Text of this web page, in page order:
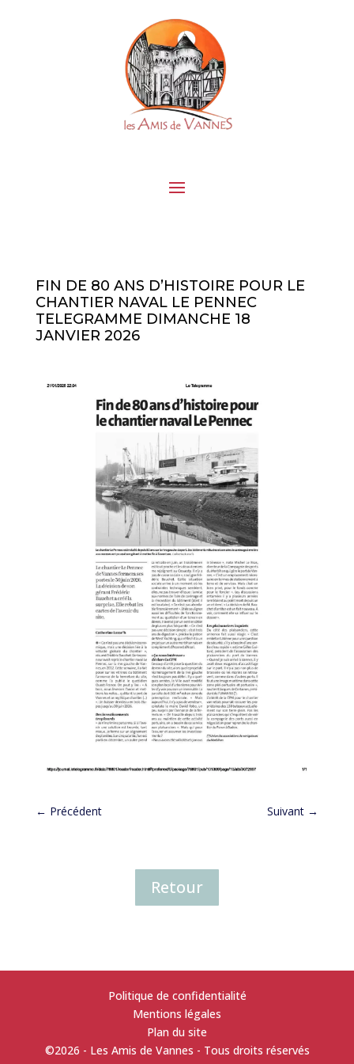
FIN DE 80 ANS D’HISTOIRE POUR LE
CHANTIER NAVAL LE PENNEC
TELEGRAMME DIMANCHE 18
JANVIER 2026
← Précédent Suivant →
Retour
Politique de confidentialité
Mentions légales
Plan du site
©2026 - Les Amis de Vannes - Tous droits réservés